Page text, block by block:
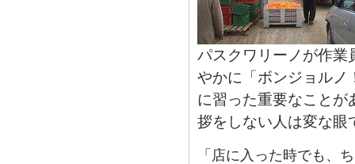
パスクワリーノが作業
やかに「ボンジョルノ
に習った重要なことが
拶をしない人は変な眼
「店に入った時でも、